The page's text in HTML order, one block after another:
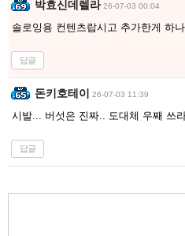
박효신데렐라 26-07-03 00:04
솔로잉용 컨텐츠랍시고 추가한게 하
답글
돈키호테이 26-07-03 11:39
시발... 버섯은 진짜.. 도대체 우째 쓰
답글